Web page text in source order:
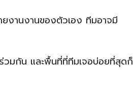
งานงานของตัวเอง ทีมอาจมี
มกัน และพื้นที่ที่ทีมเจอบ่อยที่สุดก็